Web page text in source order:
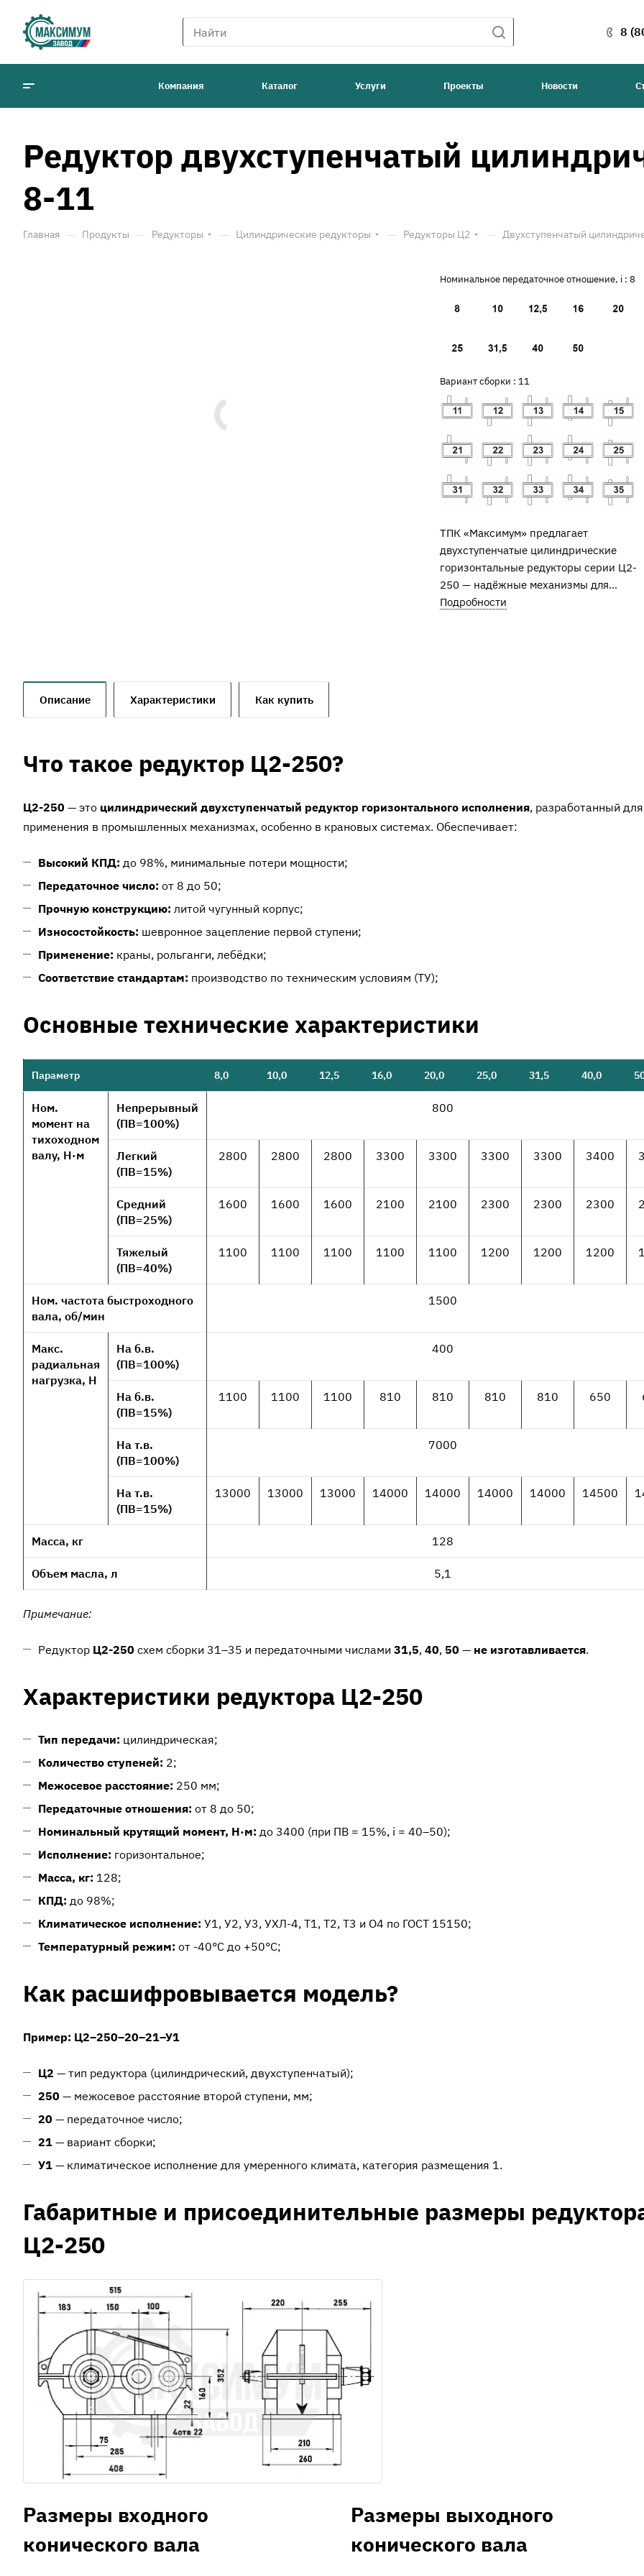
8
Компания Каталог Услуги Проекты Новости
Редуктор двухступенчатый
8-11
Главная — Продукты — Редукторы — Цилиндрические редукторы — Редукторы Ц2 — Двухступенчатый
Номинальное передаточное отношение, i : 8
Вариант сборки : 11
ТПК «Максимум» предлагает
двухступенчатые цилиндрические
горизонтальные редукторы серии Ц2-
250 — надёжные механизмы для
увеличения крутящего момента и
делает его компактным и удобным для
установки. Идеален для эксплуатации в
Подробности
Описание Характеристики Как купить
Что такое редуктор Ц2-250?
Ц2-250 — это цилиндрический двухступенчатый редуктор горизонтального исполнения, разработанный для
применения в промышленных механизмах, особенно в крановых системах. Обеспечивает:
Высокий КПД: до 98%, минимальные потери мощности;
Передаточное число: от 8 до 50;
Прочную конструкцию: литой чугунный корпус;
Износостойкость: шевронное зацепление первой ступени;
Применение: краны, рольганги, лебёдки;
Соответствие стандартам: производство по техническим условиям (ТУ);
Основные технические характеристики
Параметр 8,0 10,0 12,5 16,0 20,0 25,0 31,5 40,0
Ном.
момент на
тихоходном
валу, Н·м
Непрерывный
(ПВ=100%)
800
Легкий
(ПВ=15%)
2800 2800 2800 3300 3300 3300 3300 3400
Средний
(ПВ=25%)
1600 1600 1600 2100 2100 2300 2300 2300
Тяжелый
(ПВ=40%)
1100 1100 1100 1100 1100 1200 1200 1200
Ном. частота быстроходного
вала, об/мин
1500
Макс.
радиальная
нагрузка, Н
На б.в.
(ПВ=100%)
400
На б.в.
(ПВ=15%)
1100 1100 1100 810 810 810 810 650
На т.в.
(ПВ=100%)
7000
На т.в.
(ПВ=15%)
13000 13000 13000 14000 14000 14000 14000 14500
Масса, кг 128
Объем масла, л 5,1
Примечание:
Редуктор Ц2-250 схем сборки 31–35 и передаточными числами 31,5, 40, 50 — не изготавливается.
Характеристики редуктора Ц2-250
Тип передачи: цилиндрическая;
Количество ступеней: 2;
Межосевое расстояние: 250 мм;
Передаточные отношения: от 8 до 50;
Номинальный крутящий момент, Н·м: до 3400 (при ПВ = 15%, i = 40–50);
Исполнение: горизонтальное;
Масса, кг: 128;
КПД: до 98%;
Климатическое исполнение: У1, У2, У3, УХЛ-4, Т1, Т2, Т3 и О4 по ГОСТ 15150;
Температурный режим: от -40°C до +50°C;
Как расшифровывается модель?
Пример: Ц2–250–20–21–У1
Ц2 — тип редуктора (цилиндрический, двухступенчатый);
250 — межосевое расстояние второй ступени, мм;
20 — передаточное число;
21 — вариант сборки;
У1 — климатическое исполнение для умеренного климата, категория размещения 1.
Габаритные и присоединительные размеры
Ц2-250
Размеры входного
конического вала
Размеры выходного
конического вала